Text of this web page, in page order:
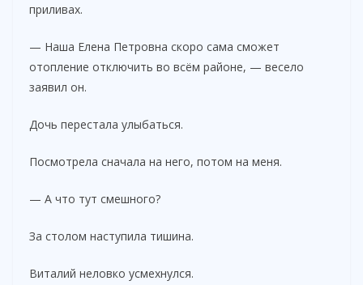
приливах.
— Наша Елена Петровна скоро сама сможет
отопление отключить во всём районе, — весело
заявил он.
Дочь перестала улыбаться.
Посмотрела сначала на него, потом на меня.
— А что тут смешного?
За столом наступила тишина.
Виталий неловко усмехнулся.